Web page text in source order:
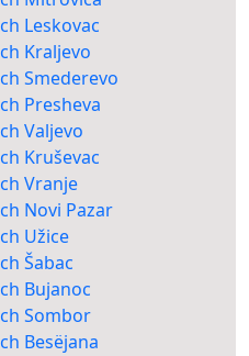
Leskovac
Kraljevo
Smederevo
Presheva
Valjevo
Kruševac
Vranje
Novi Pazar
Užice
Šabac
Bujanoc
Sombor
Besëjana